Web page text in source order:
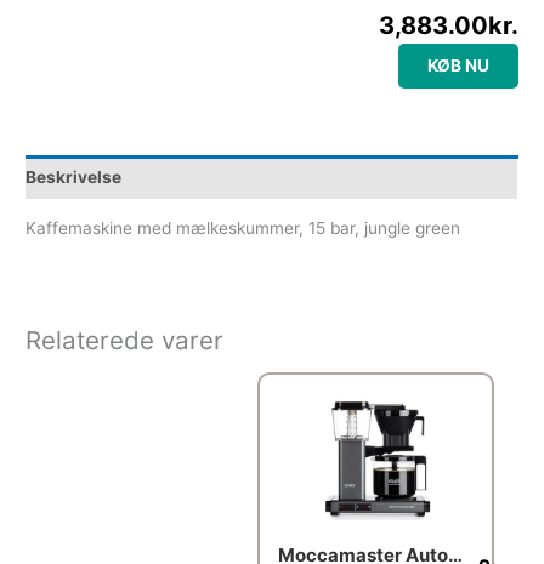
3,883.00kr.
KØB NU
Beskrivelse
Kaffemaskine med mælkeskummer, 15 bar, jungle green
Relaterede varer
Moccamaster Automatic – Stone Grey